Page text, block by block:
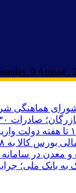
شورای هماهنگی
درصد افزایش یافت
به ۱۸ افزایش یافت
در سامانه
به بانک ملی؛